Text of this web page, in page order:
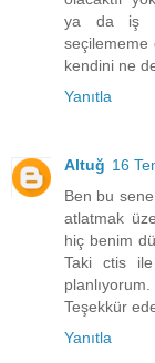
ya da iş
seçilememe
kendini ne
Yanıtla
Altuğ 16
Ben bu sene
atlatmak
hiç benim
Taki ctis
Teşekkür
Yanıtla